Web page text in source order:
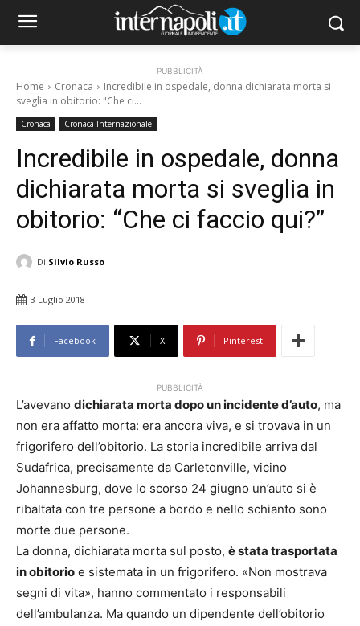
PUBBLICITÀ
Home Cronaca
Incredibile in ospedale, donna dichiarata morta si
sveglia in obitorio: "Che ci...
Cronaca Cronaca Internazionale
Incredibile in ospedale, donna
dichiarata morta si sveglia in
obitorio: “Che ci faccio qui?”
Di Silvio Russo
3 Luglio 2018
Facebook X Pinterest
PUBBLICITÀ
L’avevano dichiarata morta dopo un incidente d’auto, ma
non era affatto morta: era ancora viva, e si trovava in un
frigorifero dell’obitorio. La storia incredibile arriva dal
Sudafrica, precisamente da Carletonville, vicino
Johannesburg, dove lo scorso 24 giugno un’auto si è
ribaltata con tre persone a bordo e nello schianto sono
morte due persone.
La donna, dichiarata morta sul posto, è stata trasportata
in obitorio e sistemata in un frigorifero. «Non mostrava
segni di vita», hanno commentato i responsabili
dell’ambulanza. Ma quando un dipendente dell’obitorio